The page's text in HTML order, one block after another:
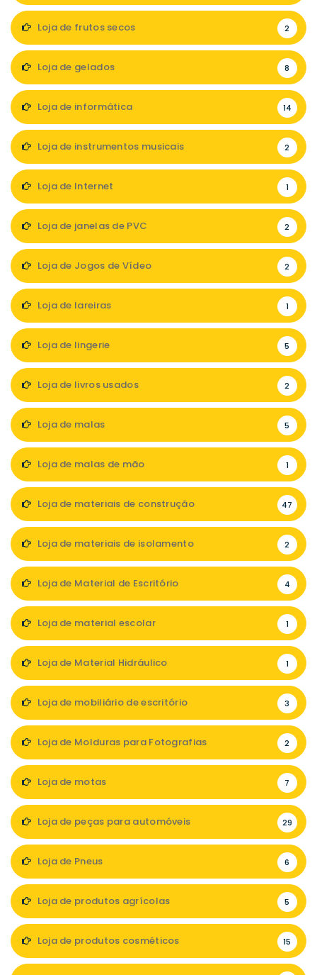
Loja de frutos secos 2
Loja de gelados 8
Loja de informática 14
Loja de instrumentos musicais 2
Loja de Internet 1
Loja de janelas de PVC 2
Loja de Jogos de Vídeo 2
Loja de lareiras 1
Loja de lingerie 5
Loja de livros usados 2
Loja de malas 5
Loja de malas de mão 1
Loja de materiais de construção 47
Loja de materiais de isolamento 2
Loja de Material de Escritório 4
Loja de material escolar 1
Loja de Material Hidráulico 1
Loja de mobiliário de escritório 3
Loja de Molduras para Fotografias 2
Loja de motas 7
Loja de peças para automóveis 29
Loja de Pneus 6
Loja de produtos agrícolas 5
Loja de produtos cosméticos 15